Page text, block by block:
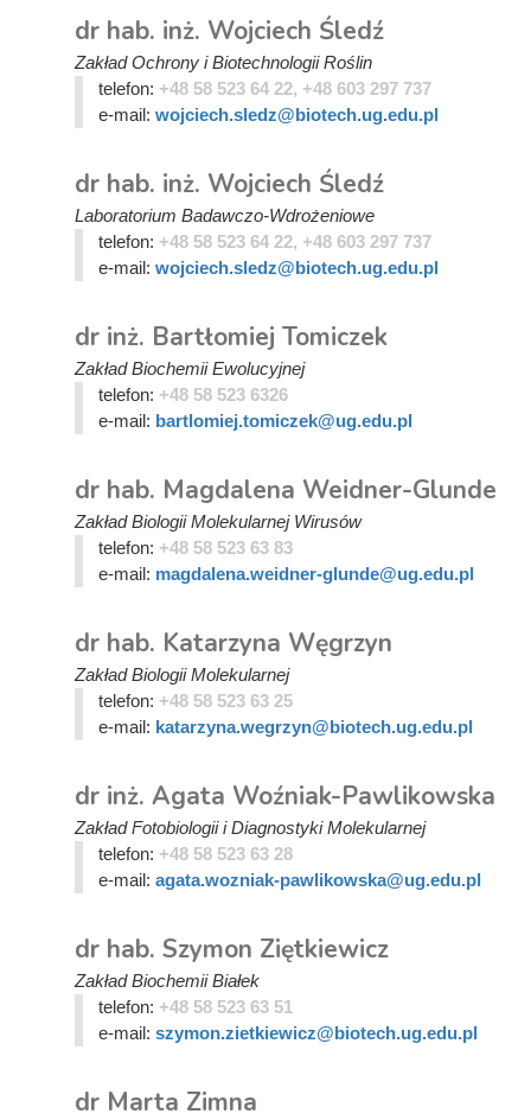
dr hab. inż. Wojciech Śledź
Zakład Ochrony i Biotechnologii Roślin
telefon: +48 58 523 64 22, +48 603 297 737
e-mail: wojciech.sledz@biotech.ug.edu.pl
dr hab. inż. Wojciech Śledź
Laboratorium Badawczo-Wdrożeniowe
telefon: +48 58 523 64 22, +48 603 297 737
e-mail: wojciech.sledz@biotech.ug.edu.pl
dr inż. Bartłomiej Tomiczek
Zakład Biochemii Ewolucyjnej
telefon: +48 58 523 6326
e-mail: bartlomiej.tomiczek@ug.edu.pl
dr hab. Magdalena Weidner-Glunde
Zakład Biologii Molekularnej Wirusów
telefon: +48 58 523 63 83
e-mail: magdalena.weidner-glunde@ug.edu.pl
dr hab. Katarzyna Węgrzyn
Zakład Biologii Molekularnej
telefon: +48 58 523 63 25
e-mail: katarzyna.wegrzyn@biotech.ug.edu.pl
dr inż. Agata Woźniak-Pawlikowska
Zakład Fotobiologii i Diagnostyki Molekularnej
telefon: +48 58 523 63 28
e-mail: agata.wozniak-pawlikowska@ug.edu.pl
dr hab. Szymon Ziętkiewicz
Zakład Biochemii Białek
telefon: +48 58 523 63 51
e-mail: szymon.zietkiewicz@biotech.ug.edu.pl
dr Marta Zimna